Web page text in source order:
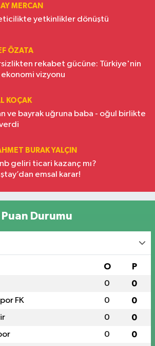
MERCAN
yetkinlikler dönüştü
ÖZATA
rekabet gücüne: Türkiye'nin
vizyonu
KOÇAK
ve bayrak uğruna baba - oğul birlikte
BURAK YALÇIN
geliri ticari kazanç mı?
emsal karar!
Durumu
O P
0 0
FK 0 0
0 0
0 0